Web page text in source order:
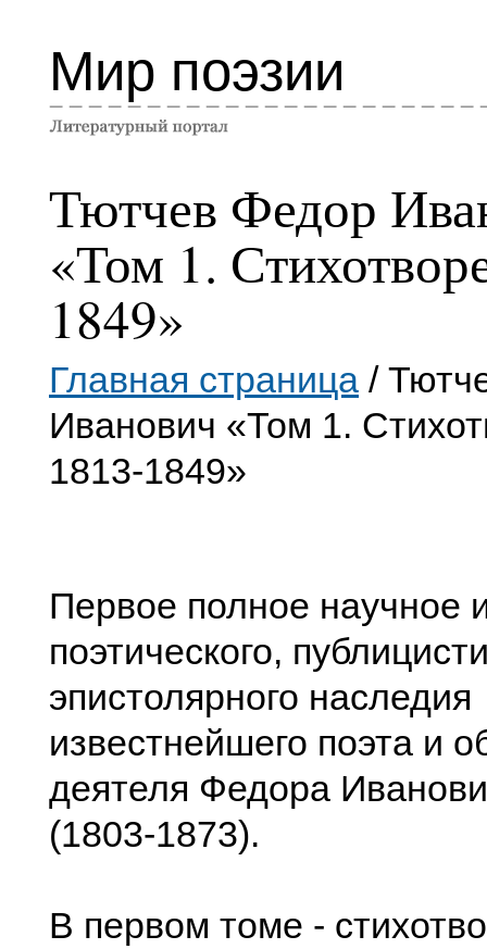
Мир поэзии
Тютчев Федор
«Том 1.
1849»
Главная страница /
Иванович «Том 1.
1813-1849»
Первое полное научное
поэтического,
эпистолярного наследия
известнейшего поэта и
деятеля Федора
(1803-1873).
В первом томе -